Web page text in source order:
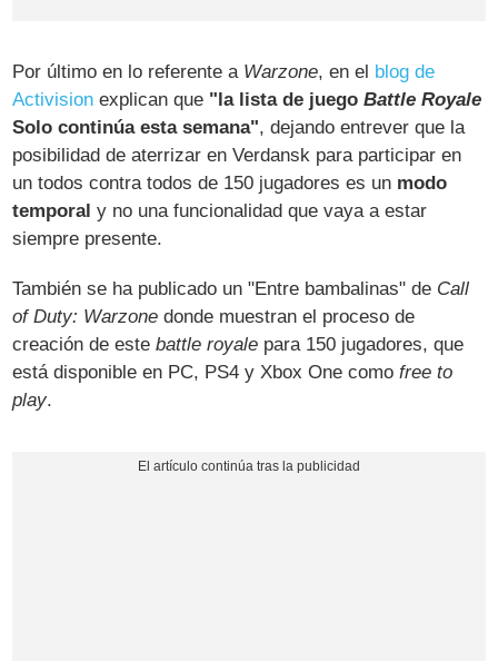
Por último en lo referente a Warzone, en el blog de
Activision explican que "la lista de juegoBattle Royale
Solo continúa esta semana", dejando entrever que la
posibilidad de aterrizar en Verdansk para participar en
un todos contra todos de 150 jugadores es un modo
temporal y no una funcionalidad que vaya a estar
siempre presente.
También se ha publicado un "Entre bambalinas" de Call
of Duty: Warzone donde muestran el proceso de
creación de estebattle royale para 150 jugadores, que
está disponible en PC, PS4 y Xbox One comofree to
play.